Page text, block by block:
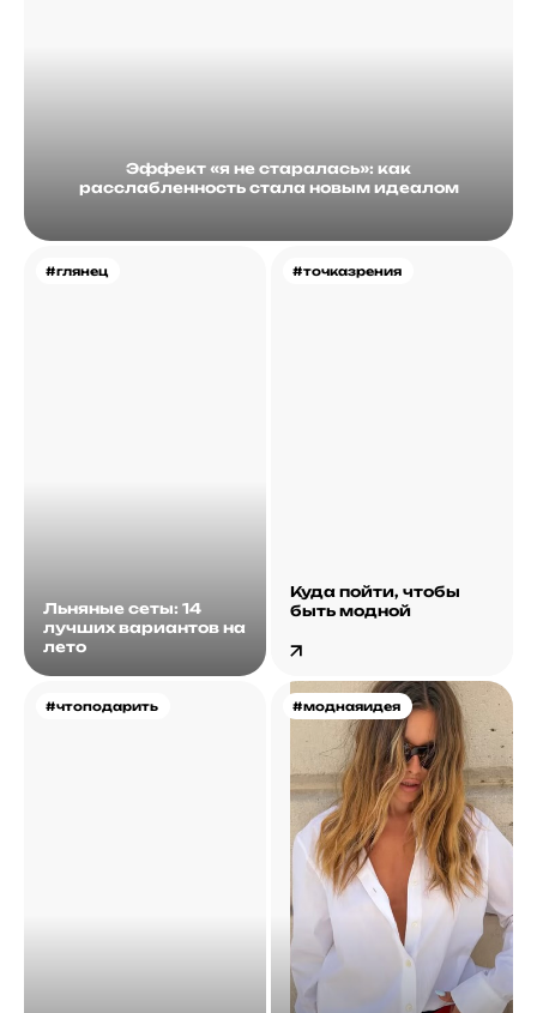
Эффект «я не старалась»: как
расслабленность стала новым идеалом
#глянец
Льняные сеты: 14
лучших вариантов на
лето
#точказрения
Куда пойти, чтобы
быть модной
#чтоподарить #моднаяидея